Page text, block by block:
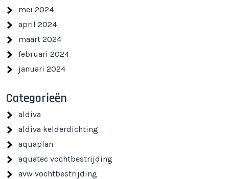
mei 2024
april 2024
maart 2024
februari 2024
januari 2024
Categorieën
aldiva
aldiva kelderdichting
aquaplan
aquatec vochtbestrijding
avw vochtbestrijding